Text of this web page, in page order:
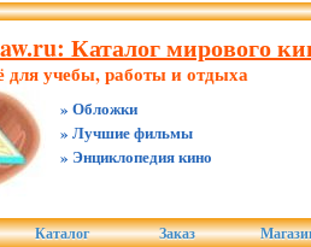
Каталог мирового
для учебы, работы и отдыха
» Обложки
» Лучшие фильмы
» Энциклопедия кино
Каталог Заказ